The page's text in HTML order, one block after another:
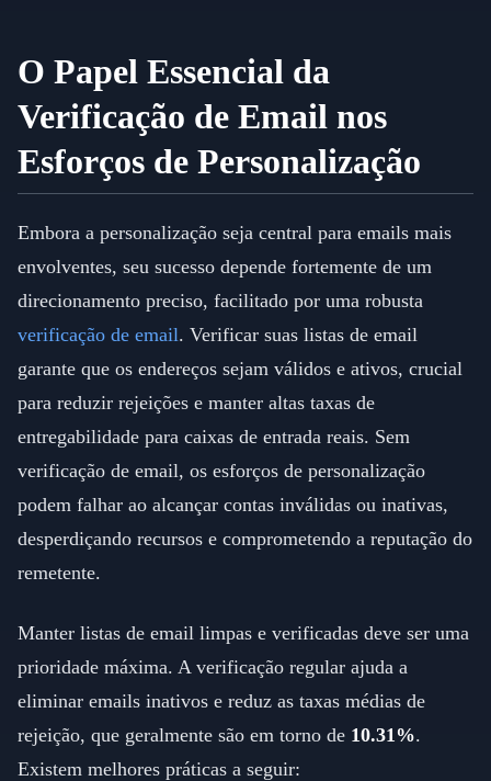
O Papel Essencial da
Verificação de Email nos
Esforços de Personalização
Embora a personalização seja central para emails mais
envolventes, seu sucesso depende fortemente de um
direcionamento preciso, facilitado por uma robusta
verificação de email. Verificar suas listas de email
garante que os endereços sejam válidos e ativos, crucial
para reduzir rejeições e manter altas taxas de
entregabilidade para caixas de entrada reais. Sem
verificação de email, os esforços de personalização
podem falhar ao alcançar contas inválidas ou inativas,
desperdiçando recursos e comprometendo a reputação do
remetente.
Manter listas de email limpas e verificadas deve ser uma
prioridade máxima. A verificação regular ajuda a
eliminar emails inativos e reduz as taxas médias de
rejeição, que geralmente são em torno de 10.31%.
Existem melhores práticas a seguir: